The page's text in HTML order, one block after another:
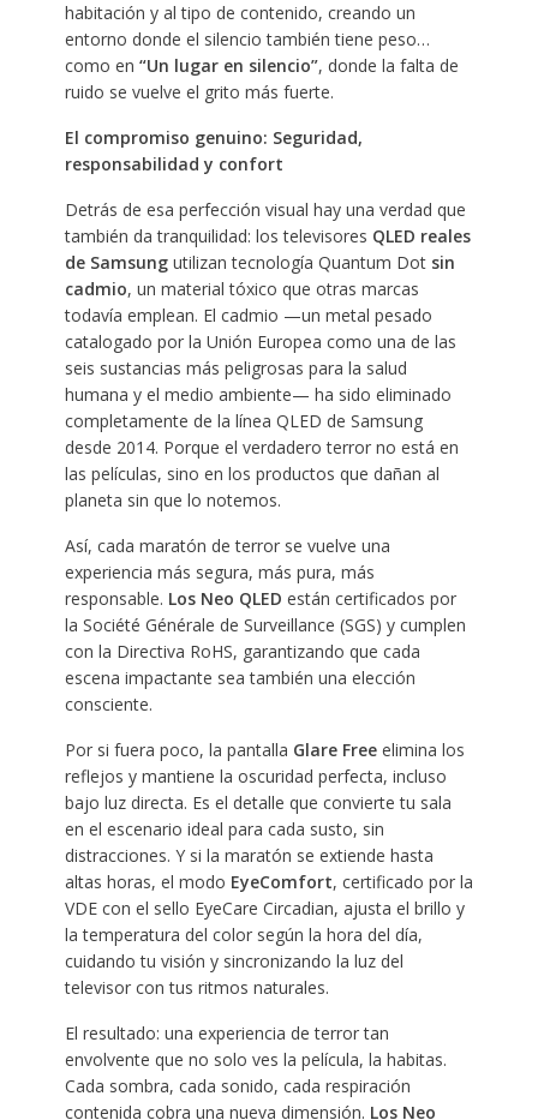
habitación y al tipo de contenido, creando un
entorno donde el silencio también tiene peso…
como en “Un lugar en silencio”, donde la falta de
ruido se vuelve el grito más fuerte.
El compromiso genuino: Seguridad,
responsabilidad y confort
Detrás de esa perfección visual hay una verdad que
también da tranquilidad: los televisores QLED reales
de Samsungutilizan tecnología Quantum Dot sin
cadmio, un material tóxico que otras marcas
todavía emplean. El cadmio —un metal pesado
catalogado por la Unión Europea como una de las
seis sustancias más peligrosas para la salud
humana y el medio ambiente— ha sido eliminado
completamente de la línea QLED de Samsung
desde 2014. Porque el verdadero terror no está en
las películas, sino en los productos que dañan al
planeta sin que lo notemos.
Así, cada maratón de terror se vuelve una
experiencia más segura, más pura, más
responsable. Los Neo QLED están certificados por
la Société Générale de Surveillance (SGS) y cumplen
con la Directiva RoHS, garantizando que cada
escena impactante sea también una elección
consciente.
Por si fuera poco, la pantalla Glare Freeelimina los
reflejos y mantiene la oscuridad perfecta, incluso
bajo luz directa. Es el detalle que convierte tu sala
en el escenario ideal para cada susto, sin
distracciones. Y si la maratón se extiende hasta
altas horas, el modo EyeComfort, certificado por la
VDE con el sello EyeCare Circadian, ajusta el brillo y
la temperatura del color según la hora del día,
cuidando tu visión y sincronizando la luz del
televisor con tus ritmos naturales.
El resultado: una experiencia de terror tan
envolvente que no solo ves la película, la habitas.
Cada sombra, cada sonido, cada respiración
contenida cobra una nueva dimensión. Los Neo